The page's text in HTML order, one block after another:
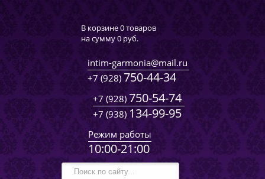
В корзине 0 товаров
на сумму0 руб.
intim-garmonia@mail.ru
+7 (928) 750-44-34
+7 (928) 750-54-74
+7 (938) 134-99-95
Режим работы
10:00-21:00